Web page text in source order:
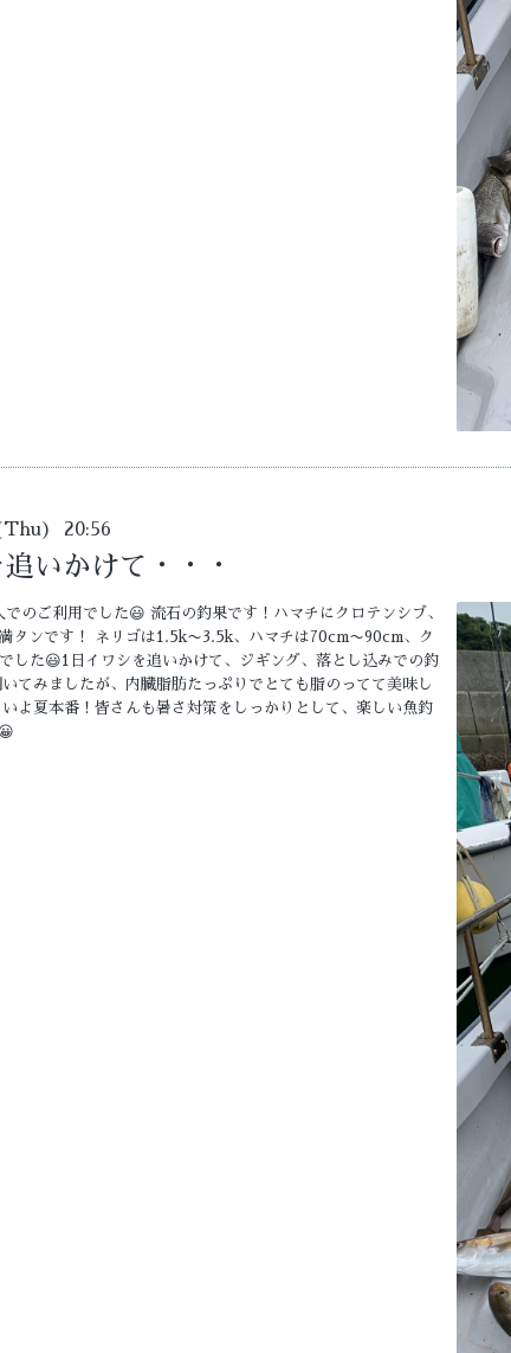
20:56
いかけて・・・
のご利用でした😃 流石の釣果です！ハマチにクロテンシブ、
タンです！ ネリゴは1.5k〜3.5k、ハマチは70cm〜90cm、ク
した😃1日イワシを追いかけて、ジギング、落とし込みでの釣
てみましたが、内臓脂肪たっぷりでとても脂のってて美味し
よ夏本番！皆さんも暑さ対策をしっかりとして、楽しい魚釣